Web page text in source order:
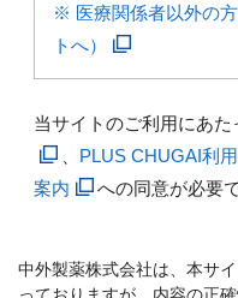
※ 医療関係者以外の
トへ）
当サイトのご利用にあた
PLUS CHUGAI利
案内
への同意が必要で
中外製薬株式会社は、本サ
っておりますが、内容の正